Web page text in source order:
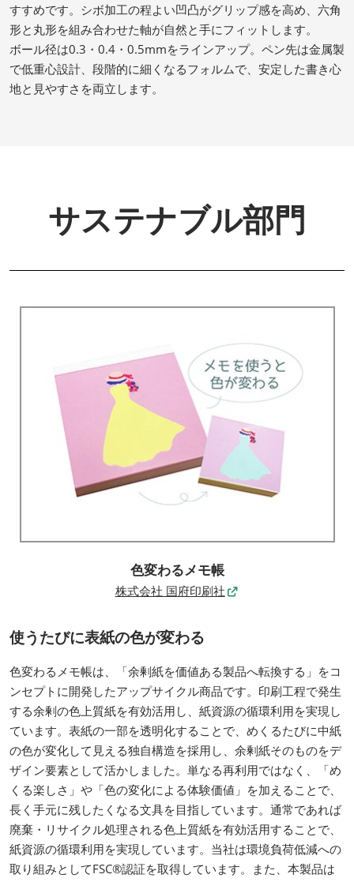
すすめです。シボ加工の程よい凹凸がグリップ感を高め、六角
形と丸形を組み合わせた軸が自然と手にフィットします。
ボール径は0.3・0.4・0.5mmをラインアップ。ペン先は金属製
で低重心設計、段階的に細くなるフォルムで、安定した書き心
地と見やすさを両立します。
サステナブル部門
色変わるメモ帳
株式会社 国府印刷社
使うたびに表紙の色が変わる
色変わるメモ帳は、「余剰紙を価値ある製品へ転換する」をコ
ンセプトに開発したアップサイクル商品です。印刷工程で発生
する余剰の色上質紙を有効活用し、紙資源の循環利用を実現し
ています。表紙の一部を透明化することで、めくるたびに中紙
の色が変化して見える独自構造を採用し、余剰紙そのものをデ
ザイン要素として活かしました。単なる再利用ではなく、「め
くる楽しさ」や「色の変化による体験価値」を加えることで、
長く手元に残したくなる文具を目指しています。通常であれば
廃棄・リサイクル処理される色上質紙を有効活用することで、
紙資源の循環利用を実現しています。当社は環境負荷低減への
取り組みとしてFSC®認証を取得しています。また、本製品は